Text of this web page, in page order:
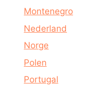
Montenegro
Nederland
Norge
Polen
Portugal